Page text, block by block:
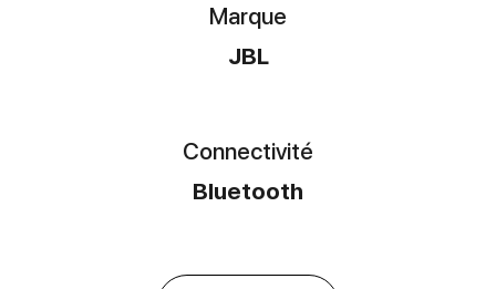
Marque
JBL
Connectivité
Bluetooth